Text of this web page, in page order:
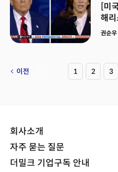
EV
[미
해
배
권순
이전 1 2 3
회사소개
자주 묻는 질문
더밀크 기업구독 안내